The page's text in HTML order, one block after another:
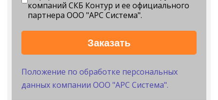
компаний СКБ Контур и ее официального
партнера ООО "АРС Система".
Заказать
Положение по обработке персональных
данных компании ООО "АРС Система".